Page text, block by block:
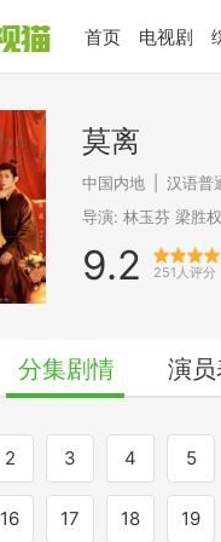
首页 电视剧
莫离
中国内地 汉语普
导演: 林玉芬 梁胜权
9.2 251人评分
分集剧情 演员
2 3 4 5
16 17 18 19